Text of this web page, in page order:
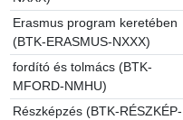
Erasmus program keretében
(BTK-ERASMUS-NXXX)
fordító és tolmács (BTK-
MFORD-NMHU)
Részképzés (BTK-RÉSZKÉP-